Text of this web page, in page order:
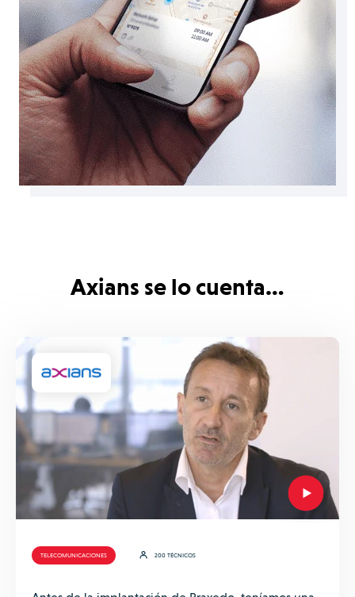
Axians se lo cuenta…
TELECOMUNICACIONES 200 TÉCNICOS